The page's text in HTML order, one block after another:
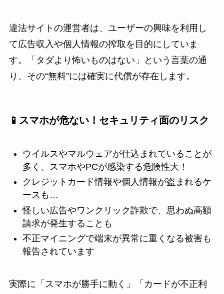
違法サイトの運営者は、ユーザーの興味を利用し
て広告収入や個人情報の搾取を目的にしていま
す。「タダより怖いものはない」という言葉の通
り、その“無料”には確実に代償が存在します。
📱スマホが危ない！セキュリティ面のリスク
ウイルスやマルウェアが仕込まれていることが
多く、スマホやPCが感染する危険性大！
クレジットカード情報や個人情報が盗まれるケ
ースも…
怪しい広告やワンクリック詐欺で、思わぬ高額
請求が発生することも
不正マイニングで端末が異常に重くなる被害も
報告されています
実際に「スマホが勝手に動く」「カードが不正利